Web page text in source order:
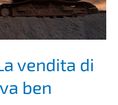
vendita di
ben